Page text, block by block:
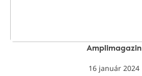
Amplimagazin
16 január 2024